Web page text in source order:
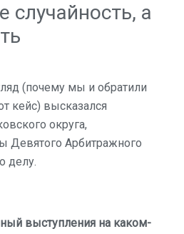
случайность, а
(почему мы и обратили
кейс) высказался
округа,
Арбитражного
делу.
выступления на каком-